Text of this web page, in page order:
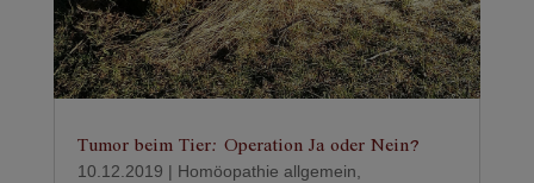
Tumor beim Tier: Operation Ja oder Nein?
10.12.2019 | Homöopathie allgemein